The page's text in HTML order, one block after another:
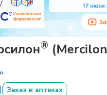
® (Mercilon
Заказ в аптеках